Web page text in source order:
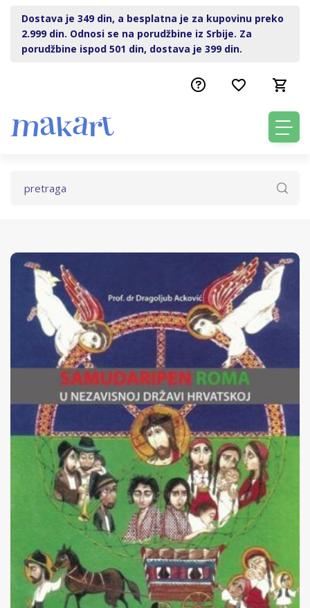
Dostava je 349 din, a besplatna je za kupovinu preko
2.999 din. Odnosi se na porudžbine iz Srbije. Za
porudžbine ispod 501 din, dostava je 399 din.